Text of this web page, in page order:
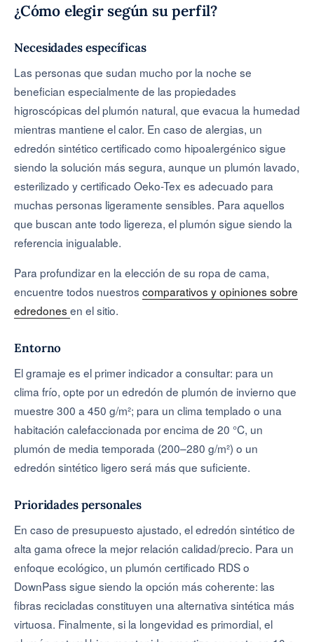
¿Cómo elegir según su perfil?
Necesidades específicas
Las personas que sudan mucho por la noche se
benefician especialmente de las propiedades
higroscópicas del plumón natural, que evacua la humedad
mientras mantiene el calor. En caso de alergias, un
edredón sintético certificado como hipoalergénico sigue
siendo la solución más segura, aunque un plumón lavado,
esterilizado y certificado Oeko-Tex es adecuado para
muchas personas ligeramente sensibles. Para aquellos
que buscan ante todo ligereza, el plumón sigue siendo la
referencia inigualable.
Para profundizar en la elección de su ropa de cama,
encuentre todos nuestros comparativos y opiniones sobre
edredones en el sitio.
Entorno
El gramaje es el primer indicador a consultar: para un
clima frío, opte por un edredón de plumón de invierno que
muestre 300 a 450 g/m²; para un clima templado o una
habitación calefaccionada por encima de 20 °C, un
plumón de media temporada (200–280 g/m²) o un
edredón sintético ligero será más que suficiente.
Prioridades personales
En caso de presupuesto ajustado, el edredón sintético de
alta gama ofrece la mejor relación calidad/precio. Para un
enfoque ecológico, un plumón certificado RDS o
DownPass sigue siendo la opción más coherente: las
fibras recicladas constituyen una alternativa sintética más
virtuosa. Finalmente, si la longevidad es primordial, el